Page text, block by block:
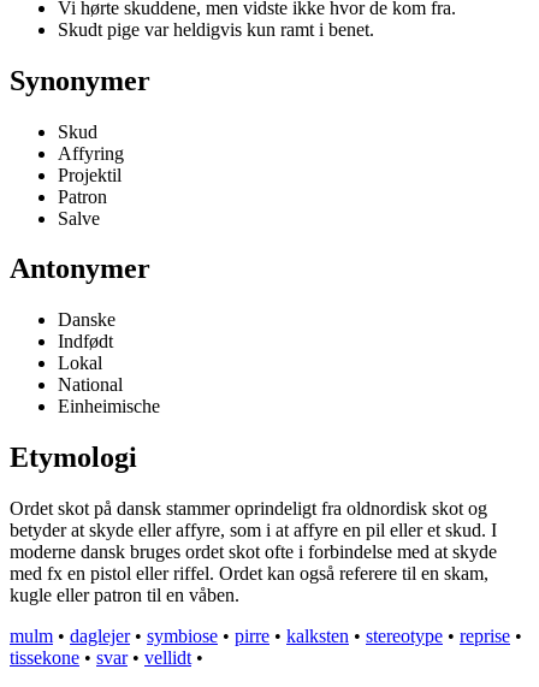
Vi hørte skuddene, men vidste ikke hvor de kom fra.
Skudt pige var heldigvis kun ramt i benet.
Synonymer
Skud
Affyring
Projektil
Patron
Salve
Antonymer
Danske
Indfødt
Lokal
National
Einheimische
Etymologi
Ordet skot på dansk stammer oprindeligt fra oldnordisk skot og
betyder at skyde eller affyre, som i at affyre en pil eller et skud. I
moderne dansk bruges ordet skot ofte i forbindelse med at skyde
med fx en pistol eller riffel. Ordet kan også referere til en skam,
kugle eller patron til en våben.
mulm • daglejer• symbiose • pirre • kalksten • stereotype • reprise •
tissekone • svar• vellidt •